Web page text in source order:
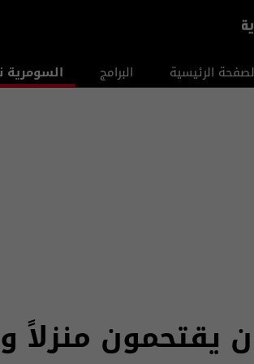
الرئيسية البرامج السومرية
يقتحمون منزلاً